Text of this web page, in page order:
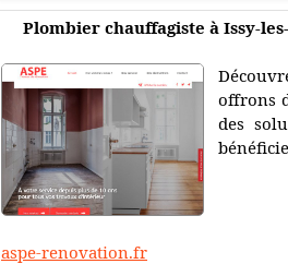
Plombier chauffagiste à Issy-
offrons
des
aspe-renovation.fr